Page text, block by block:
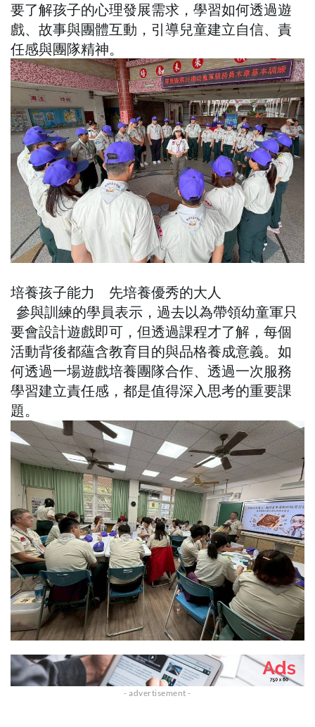
要了解孩子的心理發展需求，學習如何透過遊
戲、故事與團體互動，引導兒童建立自信、責
任感與團隊精神。
培養孩子能力 先培養優秀的大人
參與訓練的學員表示，過去以為帶領幼童軍只
要會設計遊戲即可，但透過課程才了解，每個
活動背後都蘊含教育目的與品格養成意義。如
何透過一場遊戲培養團隊合作、透過一次服務
學習建立責任感，都是值得深入思考的重要課
題。